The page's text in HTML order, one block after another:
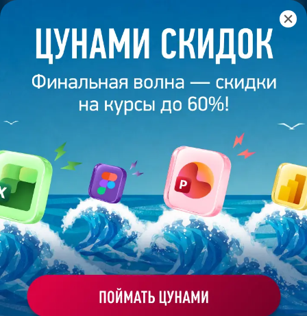
Главная /Банк слайдов / Презентация 170 – Диана Кирина
ПРЕЗЕНТАЦИЯ 170 - ДИАНА
КИРИНА
Моё избранное
Работа
студента
ХОЧУ ЗАКАЗАТЬ ТАКУЮ ПРЕЗЕНТАЦИЮ